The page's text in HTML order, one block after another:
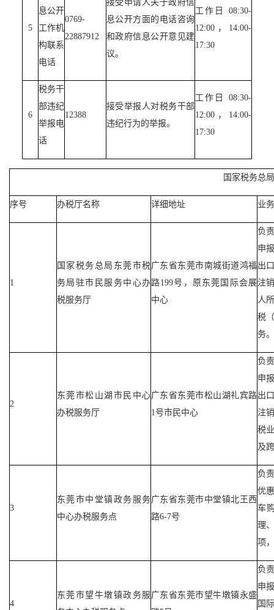
5
息公开
工作机
构联系
电话
0769-
22887912
接受申请人关于政府信
息公开方面的电话咨询
和政府信息公开意见建
议。
工作日 08:30-
12:00，14:00-
17:30
6
税务干
部违纪
举报电
话
12388
接受举报人对税务干部
违纪行为的举报。
工作日 08:30-
12:00，14:00-
17:30
国家税务总
序号 办税厅名称 详细地址 业
1
国家税务总局东莞市税
务局驻市民服务中心办
税服务厅
广东省东莞市南城街道鸿福
路199号，原东莞国际会展
中心
负
申
出
注
人
税
务。
2
东莞市松山湖市民中心
办税服务厅
广东省东莞市松山湖礼宾路
1号市民中心
负
申
出
注
税
及
3
东莞市中堂镇政务服务
中心办税服务点
广东省东莞市中堂镇北王西
路6-7号
负
优
车
理
项
4
东莞市望牛墩镇政务服 广东省东莞市望牛墩镇永盛
负
申
国